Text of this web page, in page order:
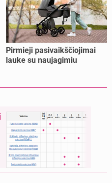
Pirmieji pasivaikščiojimai
lauke su naujagimiu